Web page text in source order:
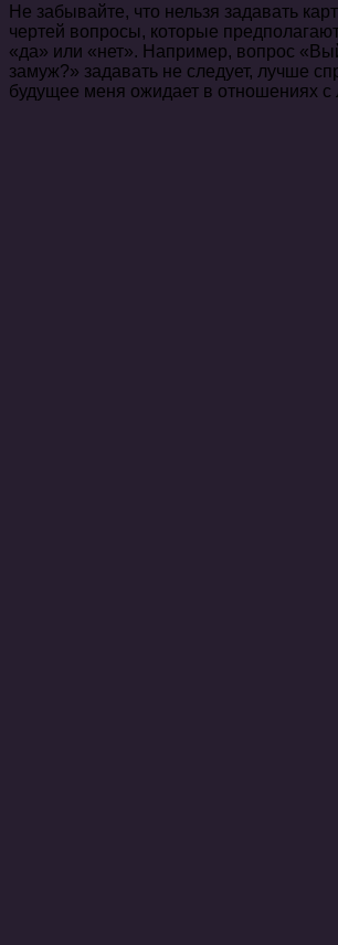
Не забывайте, что нельзя задавать
чертей вопросы, которые предполагают
«да» или «нет». Например, вопрос
замуж?» задавать не следует, лучше
будущее меня ожидает в отношениях